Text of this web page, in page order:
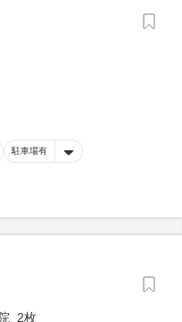
駐車場有